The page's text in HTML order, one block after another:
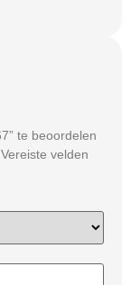
te beoordelen
Vereiste velden